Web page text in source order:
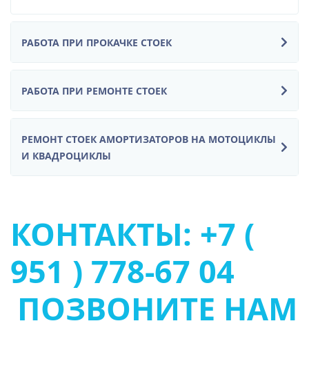
РАБОТА ПРИ ПРОКАЧКЕ СТОЕК
РАБОТА ПРИ РЕМОНТЕ СТОЕК
РЕМОНТ СТОЕК АМОРТИЗАТОРОВ НА МОТОЦИКЛЫ
И КВАДРОЦИКЛЫ
КОНТАКТЫ: +7 (
951 ) 778-67 04
ПОЗВОНИТЕ НАМ